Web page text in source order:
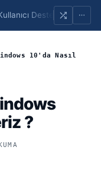
Destek Portfolio
10'da Nasıl
?